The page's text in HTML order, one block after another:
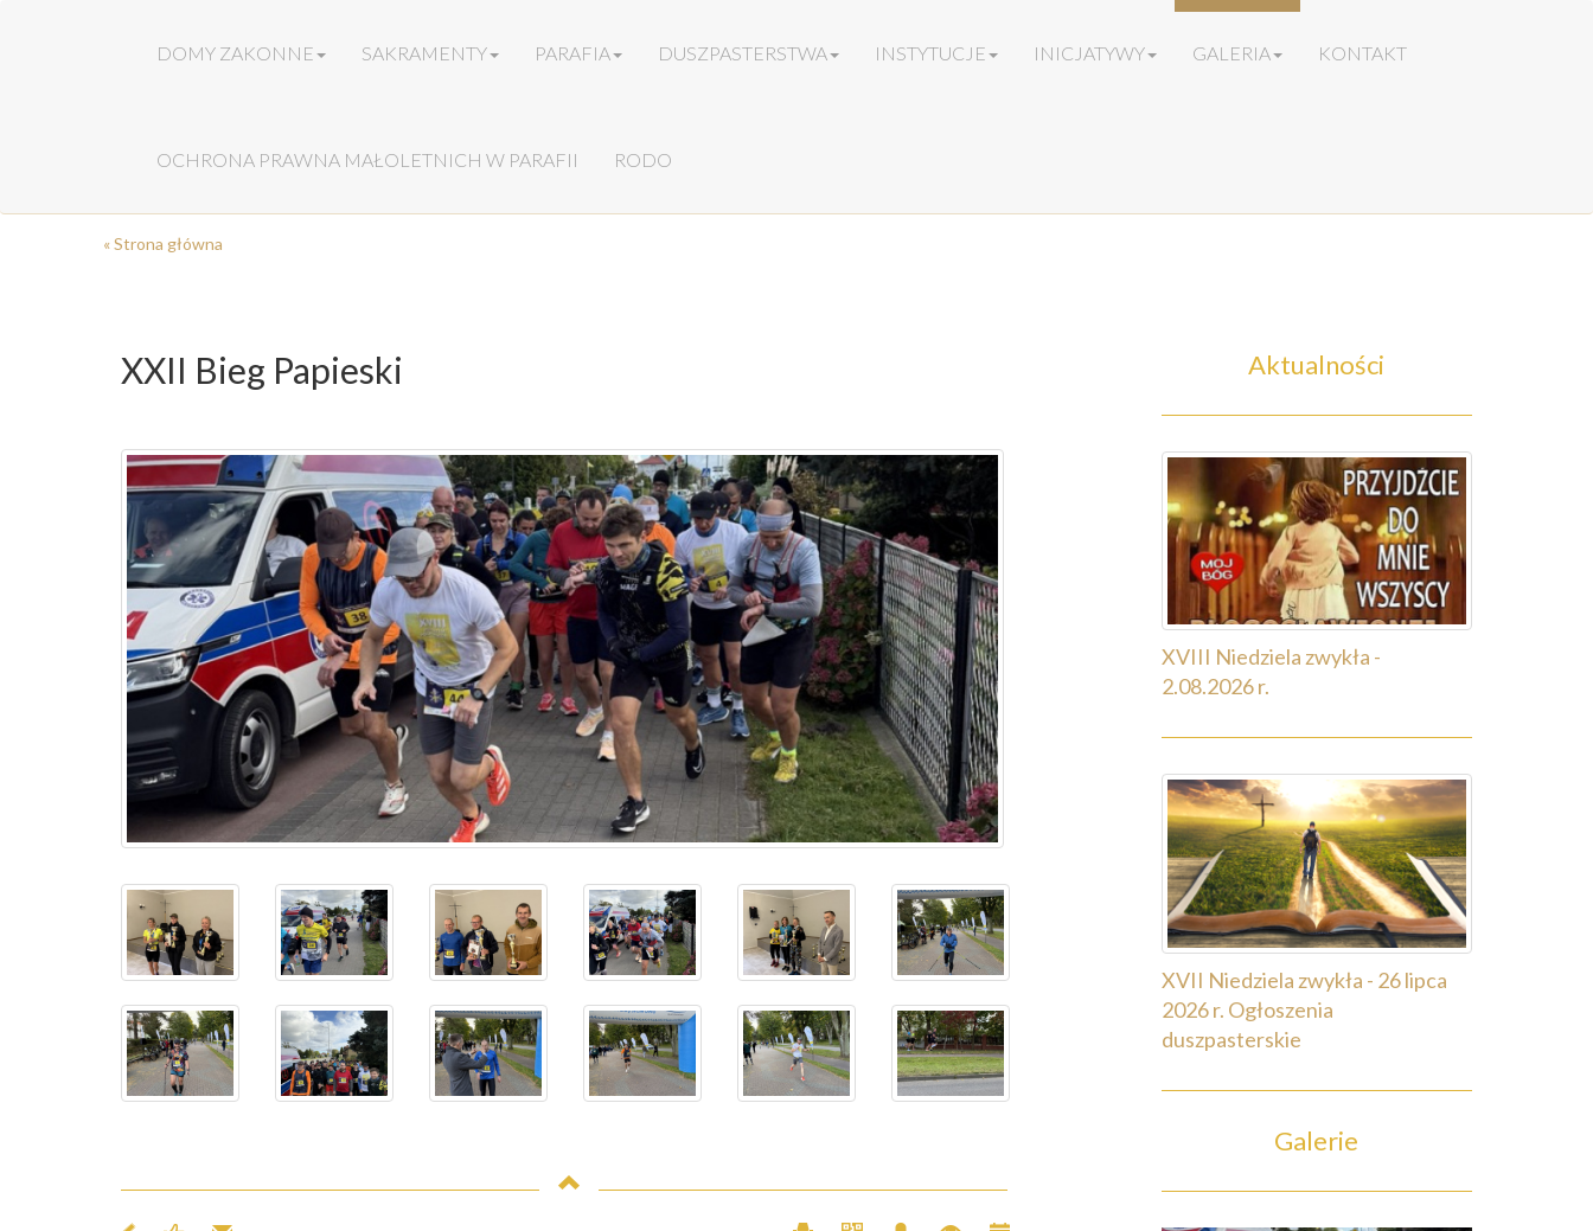
DOMY ZAKONNE SAKRAMENTY PARAFIA DUSZPASTERSTWA INSTYTUCJE INICJATYWY GALERIA KONTAKT
OCHRONA PRAWNA MAŁOLETNICH W PARAFII RODO
« Strona główna
XXII Bieg Papieski Aktualności
XVIII Niedziela zwykła -
2.08.2026 r.
XVII Niedziela zwykła - 26 lipca
2026 r. Ogłoszenia
duszpasterskie
Galerie